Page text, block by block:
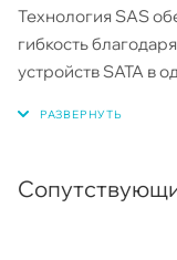
Технология SAS
гибкость
устройств SATA в
индивидуальными
зависимости от